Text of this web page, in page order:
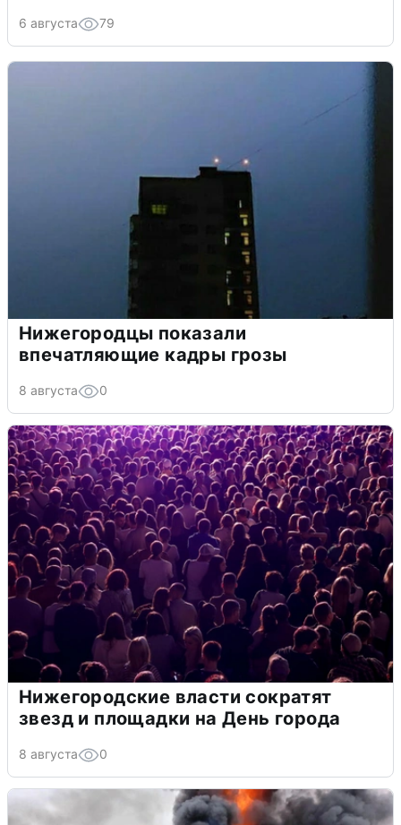
6 августа 79
Нижегородцы показали
впечатляющие кадры грозы
8 августа 0
Нижегородские власти сократят
звезд и площадки на День города
8 августа 0